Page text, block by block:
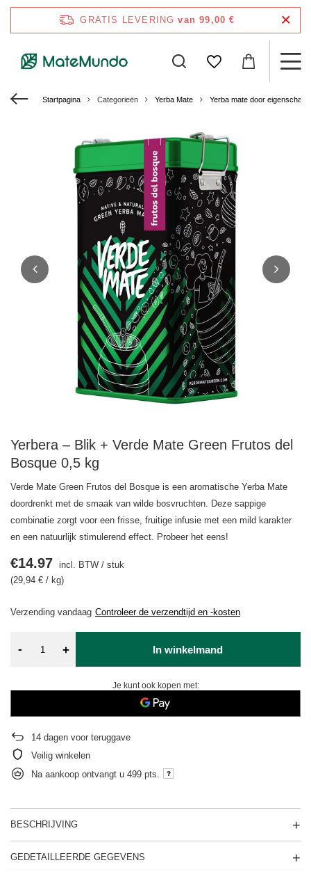
GRATIS LEVERING van 99,00 €
Startpagina Categorieën Yerba Mate Yerba mate door
Yerbera – Blik + Verde Mate Green Frutos del
Bosque 0,5 kg
Verde Mate Green Frutos del Bosque is een aromatische Yerba Mate
doordrenkt met de smaak van wilde bosvruchten. Deze sappige
combinatie zorgt voor een frisse, fruitige infusie met een mild karakter
en een natuurlijk stimulerend effect. Probeer het eens!
Verzending vandaag Controleer de verzendtijd en -kosten
€14.97 incl. BTW / stuk
(29,94 € / kg)
- + In winkelmand
Je kunt ook kopen met:
14 dagen voor teruggave
Veilig winkelen
Na aankoop ontvangt u 499 pts.
BESCHRIJVING
GEDETAILLEERDE GEGEVENS